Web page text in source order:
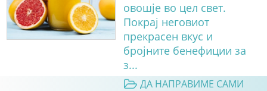
овошје во цел свет.
Покрај неговиот
прекрасен вкус и
бројните бенефиции за
з...
ДА НАПРАВИМЕ САМИ